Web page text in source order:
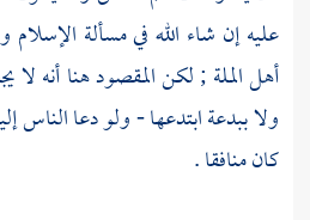
عليه إن شاء الله في مسألة الإسلام
أهل الملة ; لكن المقصود هنا أنه
ولا ببدعة ابتدعها - ولو دعا الناس
كان منافقا .